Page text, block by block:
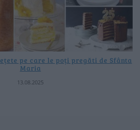
pe care le poți pregăti de Sfânta
Maria
13.08.2025